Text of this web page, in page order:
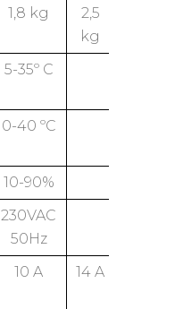
1,8 kg
2,5
kg
5-35º C
0-40 ºC
10-90%
230VAC
50Hz
10 A 14 A